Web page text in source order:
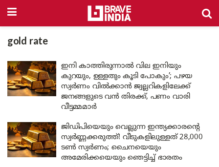
gold rate
ഇനി കാത്തിരുന്നാൽ വില ഇനിയും
കുറയും, ഉള്ളതും കൂടി പോകും’; പഴയ
സ്വർണം വിൽക്കാൻ ജ്വല്ലറികളിലേക്ക്
ജനങ്ങളുടെ വൻ തിരക്ക്, പണം വാരി
വീട്ടമ്മമാർ
ജിഡിപിയെയും വെല്ലുന്ന ഇന്ത്യക്കാരൻ്റെ
സ്വർണ്ണക്കരുത്ത്! വീടുകളിലുള്ളത് 28,000
ടൺ സ്വർണം; ചൈനയെയും
അമേരിക്കയെയും ഞെട്ടിച്ച് ഭാരതം